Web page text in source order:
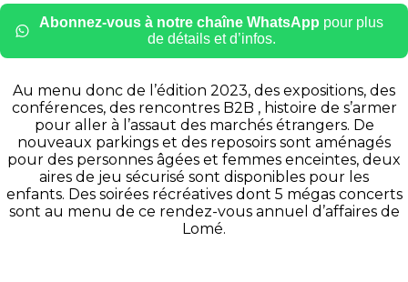
Abonnez-vous à notre chaîne WhatsApp pour plus
de détails et d’infos.
Au menu donc de l’édition 2023, des expositions, des
conférences, des rencontres B2B , histoire de s’armer
pour aller à l’assaut des marchés étrangers. De
nouveaux parkings et des reposoirs sont aménagés
pour des personnes âgées et femmes enceintes, deux
aires de jeu sécurisé sont disponibles pour les
enfants. Des soirées récréatives dont 5 mégas concerts
sont au menu de ce rendez-vous annuel d’affaires de
Lomé.